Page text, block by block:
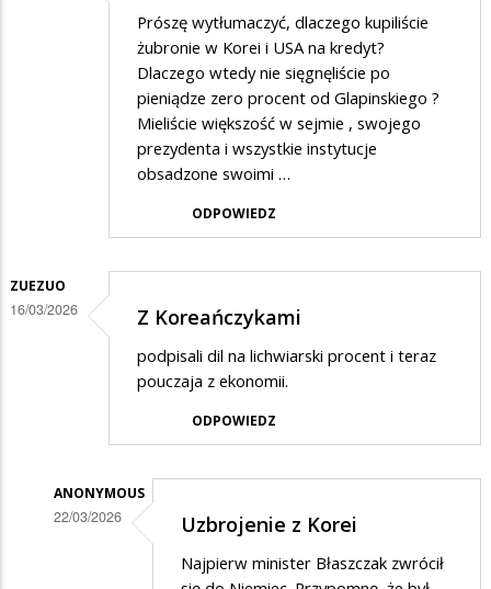
Prószę wytłumaczyć, dlaczego kupiliście
żubronie w Korei i USA na kredyt?
Dlaczego wtedy nie sięgnęliście po
pieniądze zero procent od Glapinskiego ?
Mieliście większość w sejmie , swojego
prezydenta i wszystkie instytucje
obsadzone swoimi …
ODPOWIEDZ
ZUEZUO
16/03/2026 Z Koreańczykami
podpisali dil na lichwiarski procent i teraz
pouczaja z ekonomii.
ODPOWIEDZ
ANONYMOUS
22/03/2026 Uzbrojenie z Korei
Najpierw minister Błaszczak zwrócił